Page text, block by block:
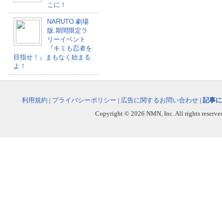
こに！
NARUTO 劇場
版.期間限定ラ
リーイベント
『キミも忍者を
目指せ！』まもなく始まる
よ！
利用規約 | プライバシーポリシー | 広告に関するお問い合わせ | 記事
Copyright © 2026 NMN, Inc. All rights